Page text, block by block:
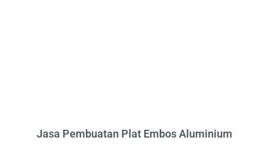
Jasa Pembuatan Plat Embos Aluminium